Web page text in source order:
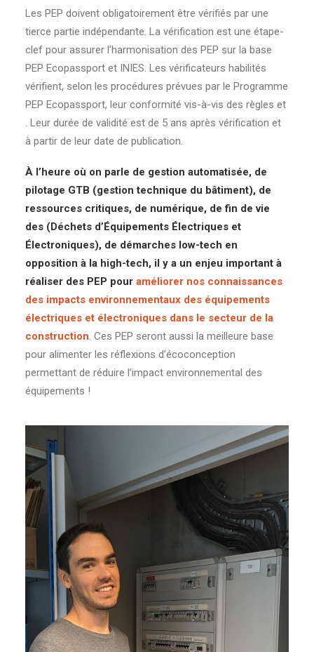
Les PEP doivent obligatoirement être vérifiés par une
tierce partie indépendante. La vérification est une étape-
clef pour assurer l’harmonisation des PEP sur la base
PEP Ecopassport et INIES. Les vérificateurs habilités
vérifient, selon les procédures prévues par le Programme
PEP Ecopassport, leur conformité vis-à-vis des règles et
. Leur durée de validité est de 5 ans après vérification et
à partir de leur date de publication.
À l’heure où on parle de gestion automatisée, de
pilotage GTB (gestion technique du bâtiment), de
ressources critiques, de numérique, de fin de vie
des (Déchets d’Équipements Électriques et
Électroniques), de démarches low-tech en
opposition à la high-tech, il y a un enjeu important à
réaliser des PEP pour améliorer nos connaissances
des impacts environnementaux des équipements
électriques et électroniques dans le secteur de la
construction. Ces PEP seront aussi la meilleure base
pour alimenter les réflexions d’écoconception
permettant de réduire l’impact environnemental des
équipements !